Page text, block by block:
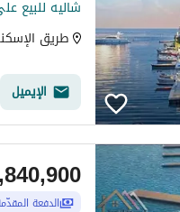
شاليه للبيع
طريق
الإيميل
الدفعة